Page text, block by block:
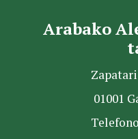
Arabako
01001